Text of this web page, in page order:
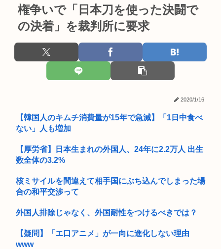
高市早苗、3000万円以上の高級新公用車を購入させ贅を尽くし
た後...
25歳すぎて童貞の人って
【画像】東海道新幹線の自由席がコチラwww
韓国人さん、ネトウヨの痛いところを突いてしまう。「日本人
小泉防衛大臣、高市早苗の被災地訪問PVに張り合うかのように
【岡山】シャインマスカット200房（時価40万円相当）畑から
盗ん...
【悲報】色んな男とヤりまくった女さん、男の本質に気付く⇒
男子高校生(15)、歩道を自転車で走行中に70代くらいのおっさ
『デスクリムゾン』30周年。いろいろな意味で話題となった怪
作ガン...
【画像】キャミィの最新フィギュア（18万8000円）、ガチで
作り...
『ポケモンカード』バンダイのカードゲームも転売対策に”マ
人気アメリカ人YouTuberのニック兄さん「中国人が日本人よ
権争いで「日本刀を使った決闘で
の決着」を裁判所に要求
2020/1/16
【韓国人のキムチ消費量が15年で急減】「1日中食べ
ない」人も増加
【厚労省】日本生まれの外国人、24年に2.2万人 出生
数全体の3.2%
核ミサイルを間違えて相手国にぶち込んでしまった場
合の和平交渉って
外国人排除じゃなく、外国耐性をつけるべきでは？
【疑問】「エ口アニメ」が一向に進化しない理由
www